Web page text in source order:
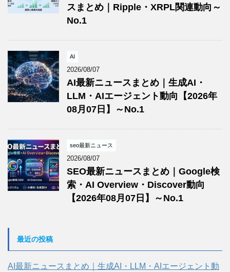
スまとめ｜Ripple・XRPL関連動向～
No.1
AI
2026/08/07
AI最新ニュースまとめ｜生成AI・
LLM・AIエージェント動向【2026年
08月07日】～No.1
seo最新ニュース
2026/08/07
SEO最新ニュースまとめ｜Google検
索・AI Overview・Discover動向
【2026年08月07日】～No.1
最近の投稿
AI最新ニュースまとめ｜生成AI・LLM・AIエージェント動